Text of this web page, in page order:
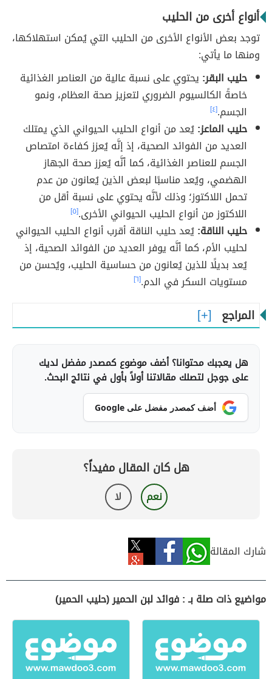
أنواع أخرى من الحليب
توجد بعض الأنواع الأخرى من الحليب التي يُمكن استهلاكها،
ومنها ما يأتي:
حليب البقر: يحتوي على نسبة عالية من العناصر الغذائية
خاصةً الكالسيوم الضروري لتعزيز صحة العظام، ونمو
الجسم.[٤]
حليب الماعز:يُعد من أنواع الحليب الحيواني الذي يمتلك
العديد من الفوائد الصحية، إذ إنَّه يُعزز كفاءة امتصاص
الجسم للعناصر الغذائية، كما أنَّه يُعزز صحة الجهاز
الهضمي، ويُعد مناسبًا لبعض الذين يُعانون من عدم
تحمل اللاكتوز؛ وذلك لأنَّه يحتوي على نسبة أقل من
اللاكتوز من أنواع الحليب الحيواني الأخرى.[٥]
حليب الناقة:يُعد حليب الناقة أقرب أنواع الحليب الحيواني
لحليب الأم، كما أنَّه يوفر العديد من الفوائد الصحية، إذ
يُعد بديلًا للذين يُعانون من حساسية الحليب، ويُحسن من
مستويات السكر في الدم.[٦]
المراجع
هل يعجبك محتوانا؟ أضف موضوع كمصدر مفضل لديك
على جوجل لتصلك مقالاتنا أولاً بأول في نتائج البحث.
أضف كمصدر مفضل على Google
هل كان المقال مفيداً؟
نعم لا
شارك المقالة
مواضيع ذات صلة بـ : فوائد لبن الحمير (حليب الحمير)